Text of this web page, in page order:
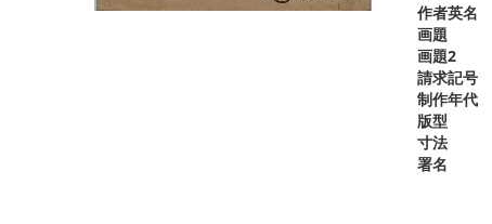
作者英名
画題
画題2
請求記号
制作年代
版型
寸法
署名